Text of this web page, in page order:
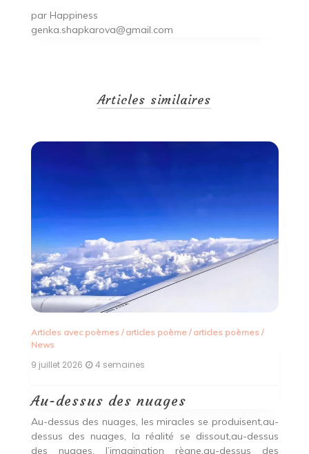
par Happiness
genka.shapkarova@gmail.com
Articles similaires
Articles avec poèmes/ articles poème/ articles poèmes/
News
9 juillet 2026 4 semaines
Au-dessus des nuages
Au-dessus des nuages, les miracles se produisent,au-
dessus des nuages, la réalité se dissout,au-dessus
des nuages, l’imagination règne,au-dessus des